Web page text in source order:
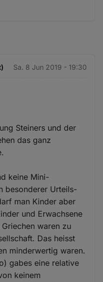
Sa. 8 Jun 2019 - 19:30
Steiners und der
das ganz
keine Mini-
besonderer Urteils-
man Kinder aber
und Erwachsene
waren zu
Das heisst
minderwertig waren.
gabes eine relative
keinem